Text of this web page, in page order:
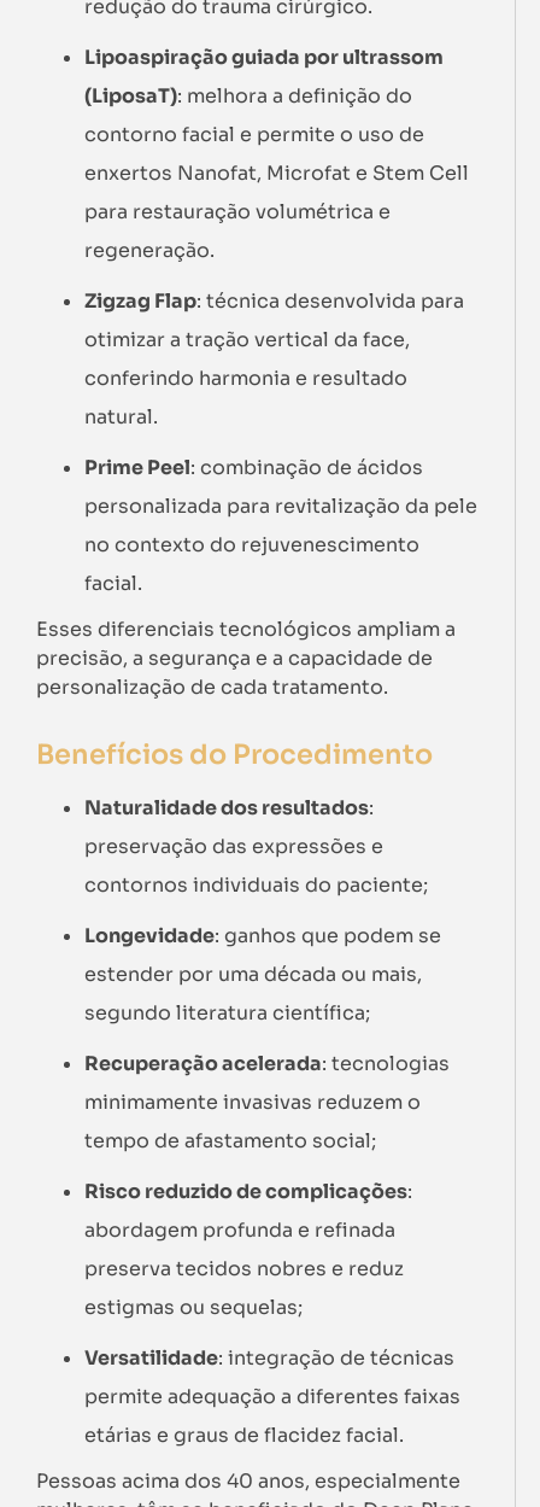
redução do trauma cirúrgico.
Lipoaspiração guiada por ultrassom
(LiposaT): melhora a definição do
contorno facial e permite o uso de
enxertos Nanofat, Microfat e Stem Cell
para restauração volumétrica e
regeneração.
Zigzag Flap: técnica desenvolvida para
otimizar a tração vertical da face,
conferindo harmonia e resultado
natural.
Prime Peel: combinação de ácidos
personalizada para revitalização da pele
no contexto do rejuvenescimento
facial.
Esses diferenciais tecnológicos ampliam a
precisão, a segurança e a capacidade de
personalização de cada tratamento.
Benefícios do Procedimento
Naturalidade dos resultados:
preservação das expressões e
contornos individuais do paciente;
Longevidade: ganhos que podem se
estender por uma década ou mais,
segundo literatura científica;
Recuperação acelerada: tecnologias
minimamente invasivas reduzem o
tempo de afastamento social;
Risco reduzido de complicações:
abordagem profunda e refinada
preserva tecidos nobres e reduz
estigmas ou sequelas;
Versatilidade: integração de técnicas
permite adequação a diferentes faixas
etárias e graus de flacidez facial.
Pessoas acima dos 40 anos, especialmente